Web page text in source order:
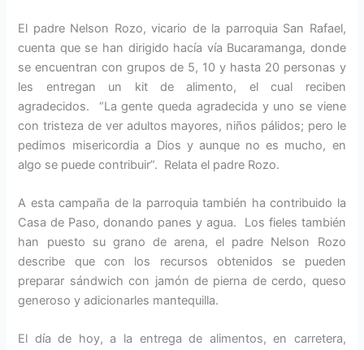
El padre Nelson Rozo, vicario de la parroquia San Rafael,
cuenta que se han dirigido hacía vía Bucaramanga, donde
se encuentran con grupos de 5, 10 y hasta 20 personas y
les entregan un kit de alimento, el cual reciben
agradecidos. “La gente queda agradecida y uno se viene
con tristeza de ver adultos mayores, niños pálidos; pero le
pedimos misericordia a Dios y aunque no es mucho, en
algo se puede contribuir”. Relata el padre Rozo.
A esta campaña de la parroquia también ha contribuido la
Casa de Paso, donando panes y agua. Los fieles también
han puesto su grano de arena, el padre Nelson Rozo
describe que con los recursos obtenidos se pueden
preparar sándwich con jamón de pierna de cerdo, queso
generoso y adicionarles mantequilla.
El día de hoy, a la entrega de alimentos, en carretera,